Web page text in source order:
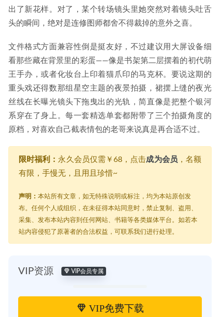
出了新花样。对了，某个转场镜头里她突然对着镜头吐舌
头的瞬间，绝对是连修图师都舍不得裁掉的意外之喜。
文件格式方面兼容性倒是挺友好，不过建议用大屏设备细
看那些藏在背景里的彩蛋——像是书架第二层摆着的初代萌
王手办，或者化妆台上印着猫爪印的马克杯。要说这期的
重头戏还得数那组星空主题的夜景拍摄，裙摆上缝的夜光
丝线在长曝光镜头下拖曳出的光轨，简直像是把整个银河
系穿在了身上。每一套精选单套都附带了三个拍摄角度的
原档，对喜欢自己截表情包的老哥来说真是再合适不过。
限时福利： 永久会员仅需￥68，点击成为会员 ，名额
有限，手慢无，且用且珍惜~
声明： 本站所有文章，如无特殊说明或标注，均为本站原创发
布。任何个人或组织，在未征得本站同意时，禁止复制、盗用、
采集、发布本站内容到任何网站、书籍等各类媒体平台。如若本
站内容侵犯了原著者的合法权益，可联系我们进行处理。
VIP资源 VIP会员专属
VIP免费下载